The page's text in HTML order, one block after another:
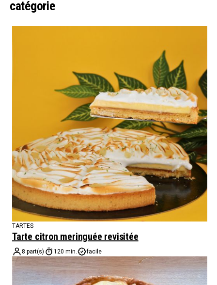
catégorie
TARTES
Tarte citron meringuée revisitée
8 part(s) 120 min. facile